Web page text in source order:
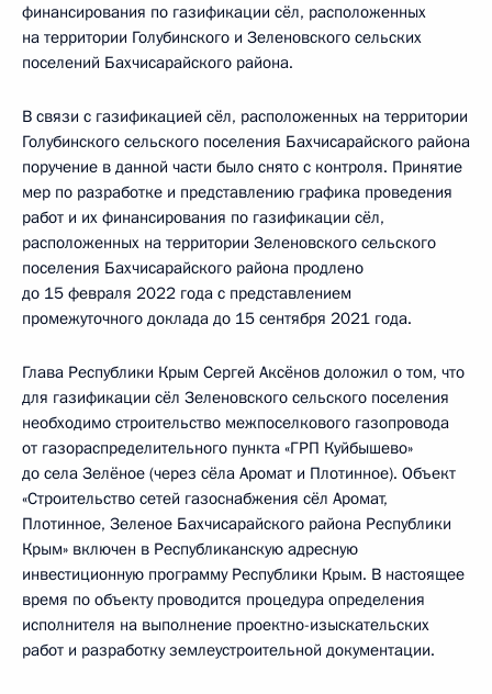
финансирования по газификации сёл, расположенных
на территории Голубинского и Зеленовского сельских
поселений Бахчисарайского района.
В связи с газификацией сёл, расположенных на территории
Голубинского сельского поселения Бахчисарайского района
поручение в данной части было снято с контроля. Принятие
мер по разработке и представлению графика проведения
работ и их финансирования по газификации сёл,
расположенных на территории Зеленовского сельского
поселения Бахчисарайского района продлено
до 15 февраля 2022 года с представлением
промежуточного доклада до 15 сентября 2021 года.
Глава Республики Крым Сергей Аксёнов доложил о том, что
для газификации сёл Зеленовского сельского поселения
необходимо строительство межпоселкового газопровода
от газораспределительного пункта «ГРП Куйбышево»
до села Зелёное (через сёла Аромат и Плотинное). Объект
«Строительство сетей газоснабжения сёл Аромат,
Плотинное, Зеленое Бахчисарайского района Республики
Крым» включен в Республиканскую адресную
инвестиционную программу Республики Крым. В настоящее
время по объекту проводится процедура определения
исполнителя на выполнение проектно-изыскательских
работ и разработку землеустроительной документации.